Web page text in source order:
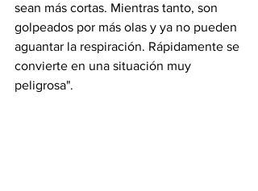
sean más cortas. Mientras tanto, son
golpeados por más olas y ya no pueden
aguantar la respiración. Rápidamente se
convierte en una situación muy
peligrosa".